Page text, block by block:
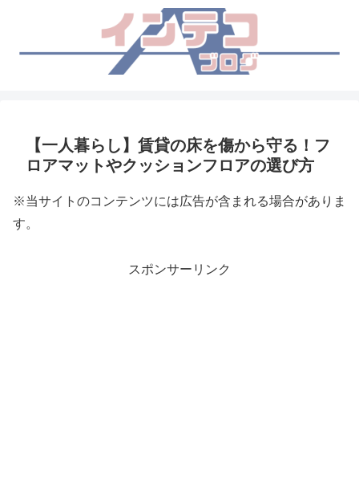
【一人暮らし】賃貸の床を傷から守る！フ
ロアマットやクッションフロアの選び方
※当サイトのコンテンツには広告が含まれる場合がありま
す。
スポンサーリンク